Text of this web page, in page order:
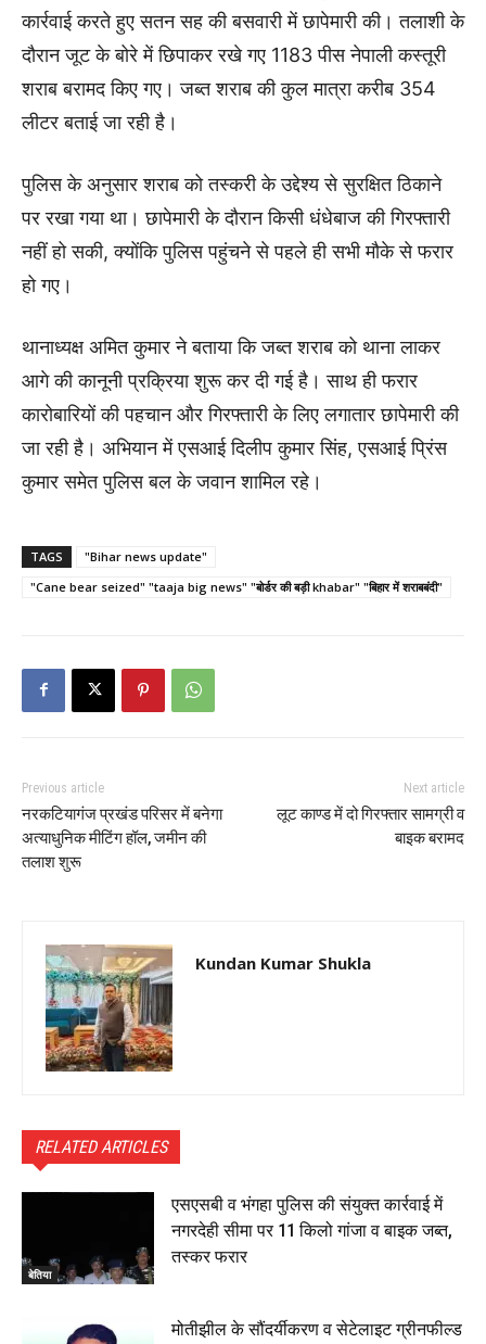
कार्रवाई करते हुए सतन सह की बसवारी में छापेमारी की। तलाशी के
दौरान जूट के बोरे में छिपाकर रखे गए 1183 पीस नेपाली कस्तूरी
शराब बरामद किए गए। जब्त शराब की कुल मात्रा करीब 354
लीटर बताई जा रही है।
पुलिस के अनुसार शराब को तस्करी के उद्देश्य से सुरक्षित ठिकाने
पर रखा गया था। छापेमारी के दौरान किसी धंधेबाज की गिरफ्तारी
नहीं हो सकी, क्योंकि पुलिस पहुंचने से पहले ही सभी मौके से फरार
हो गए।
थानाध्यक्ष अमित कुमार ने बताया कि जब्त शराब को थाना लाकर
आगे की कानूनी प्रक्रिया शुरू कर दी गई है। साथ ही फरार
कारोबारियों की पहचान और गिरफ्तारी के लिए लगातार छापेमारी की
जा रही है। अभियान में एसआई दिलीप कुमार सिंह, एसआई प्रिंस
कुमार समेत पुलिस बल के जवान शामिल रहे।
TAGS
"Bihar news update"
"Cane bear seized" "taaja big news" "बोर्डर की बड़ी khabar" "बिहार में शराबबंदी"
Previous article
नरकटियागंज प्रखंड परिसर में बनेगा
अत्याधुनिक मीटिंग हॉल, जमीन की
तलाश शुरू
Next article
लूट काण्ड में दो गिरफ्तार सामग्री व
बाइक बरामद
Kundan Kumar Shukla
RELATED ARTICLES
बेतिया
एसएसबी व भंगहा पुलिस की संयुक्त कार्रवाई में
नगरदेही सीमा पर 11 किलो गांजा व बाइक जब्त,
तस्कर फरार
मोतीझील के सौंदर्यीकरण व सेटेलाइट ग्रीनफील्ड